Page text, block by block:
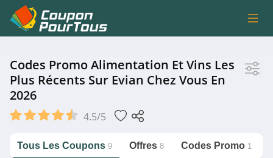
Catégorie
Codes Promo Alimentation Et Vins Les
Plus Récents Sur Evian Chez Vous En
2026
4.5/5
Tous Les Coupons 9 Offres 8 Codes Promo 1
https://couponpourtous.fr/evian-